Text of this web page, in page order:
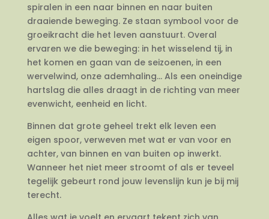
spiralen in een naar binnen en naar buiten
draaiende beweging. Ze staan symbool voor de
groeikracht die het leven aanstuurt. Overal
ervaren we die beweging: in het wisselend tij, in
het komen en gaan van de seizoenen, in een
wervelwind, onze ademhaling… Als een oneindige
hartslag die alles draagt in de richting van meer
evenwicht, eenheid en licht.
Binnen dat grote geheel trekt elk leven een
eigen spoor, verweven met wat er van voor en
achter, van binnen en van buiten op inwerkt.
Wanneer het niet meer stroomt of als er teveel
tegelijk gebeurt rond jouw levenslijn kun je bij mij
terecht.